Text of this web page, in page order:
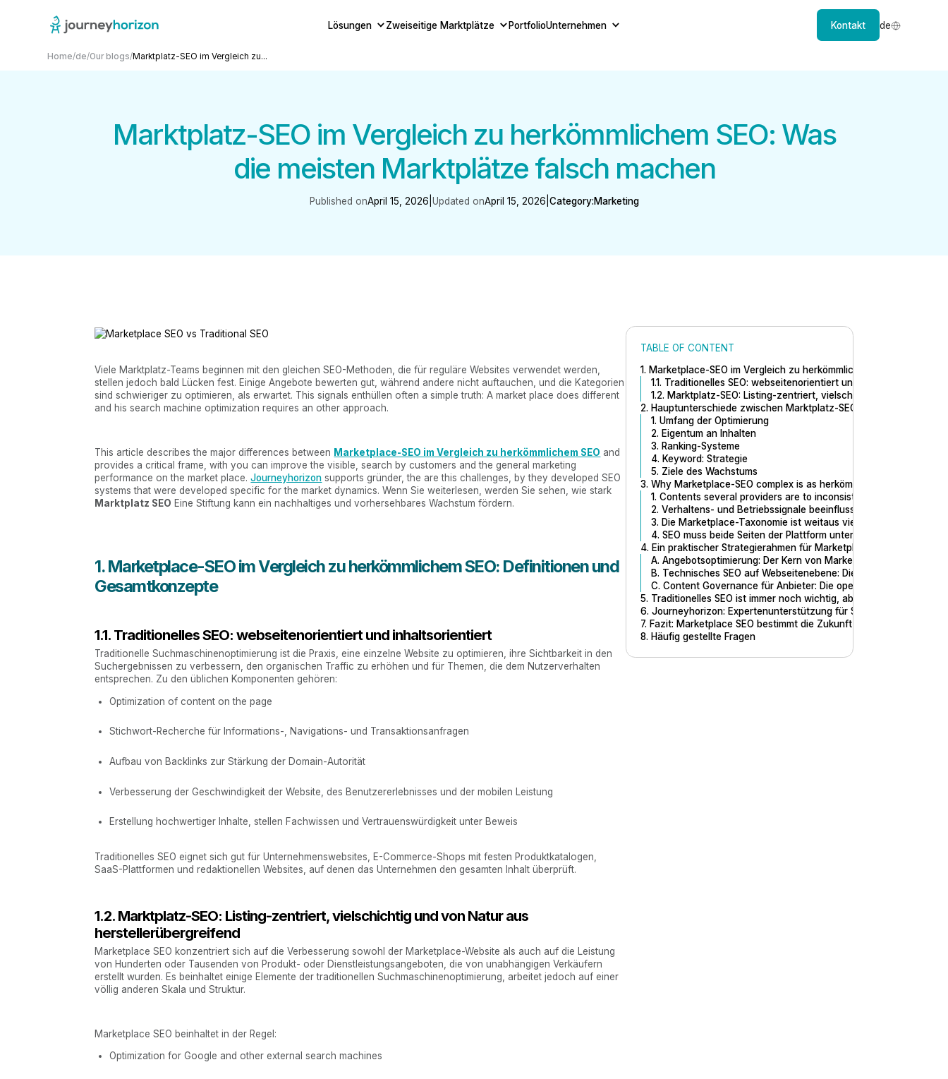
Lösungen Zweiseitige Marktplätze PortfolioUnternehmen Kontakt de
Home/de/Our blogs/Marktplatz-SEO im Vergleich zu...
Marktplatz-SEO im Vergleich zu herkömmlichem SEO: Was
die meisten Marktplätze falsch machen
Published onApril 15, 2026 Updated onApril 15, 2026 Category:Marketing
Viele Marktplatz-Teams beginnen mit den gleichen SEO-Methoden, die für reguläre Websites verwendet werden,
stellen jedoch bald Lücken fest. Einige Angebote bewerten gut, während andere nicht auftauchen, und die Kategorien
sind schwieriger zu optimieren, als erwartet. This signals enthüllen often a simple truth: A market place does different
and his search machine optimization requires an other approach.
This article describes the major differences between Marketplace-SEO im Vergleich zu herkömmlichem SEO and
provides a critical frame, with you can improve the visible, search by customers and the general marketing
performance on the market place.Journeyhorizon supports gründer, the are this challenges, by they developed SEO
systems that were developed specific for the market dynamics. Wenn Sie weiterlesen, werden Sie sehen, wie stark
Marktplatz SEO Eine Stiftung kann ein nachhaltiges und vorhersehbares Wachstum fördern.
1. Marketplace-SEO im Vergleich zu herkömmlichem SEO: Definitionen und
Gesamtkonzepte
1.1. Traditionelles SEO: webseitenorientiert und inhaltsorientiert
Traditionelle Suchmaschinenoptimierung ist die Praxis, eine einzelne Website zu optimieren, ihre Sichtbarkeit in den
Suchergebnissen zu verbessern, den organischen Traffic zu erhöhen und für Themen, die dem Nutzerverhalten
entsprechen. Zu den üblichen Komponenten gehören:
Optimization of content on the page
Stichwort-Recherche für Informations-, Navigations- und Transaktionsanfragen
Aufbau von Backlinks zur Stärkung der Domain-Autorität
Verbesserung der Geschwindigkeit der Website, des Benutzererlebnisses und der mobilen Leistung
Erstellung hochwertiger Inhalte, stellen Fachwissen und Vertrauenswürdigkeit unter Beweis
Traditionelles SEO eignet sich gut für Unternehmenswebsites, E-Commerce-Shops mit festen Produktkatalogen,
SaaS-Plattformen und redaktionellen Websites, auf denen das Unternehmen den gesamten Inhalt überprüft.
1.2. Marktplatz-SEO: Listing-zentriert, vielschichtig und von Natur aus
herstellerübergreifend
Marketplace SEO konzentriert sich auf die Verbesserung sowohl der Marketplace-Website als auch auf die Leistung
von Hunderten oder Tausenden von Produkt- oder Dienstleistungsangeboten, die von unabhängigen Verkäufern
erstellt wurden. Es beinhaltet einige Elemente der traditionellen Suchmaschinenoptimierung, arbeitet jedoch auf einer
völlig anderen Skala und Struktur.
Marketplace SEO beinhaltet in der Regel:
Optimization for Google and other external search machines
TABLE OF CONTENT
1. Marketplace-SEO im Vergleich zu herkömmlichem SEO:
1.1. Traditionelles SEO: webseitenorientiert und inhaltsorientiert
1.2. Marktplatz-SEO: Listing-zentriert, vielschichtig und von
2. Hauptunterschiede zwischen Marktplatz-SEO und
1. Umfang der Optimierung
2. Eigentum an Inhalten
3. Ranking-Systeme
4. Keyword: Strategie
5. Ziele des Wachstums
3. Why Marketplace-SEO complex is as herkömmliches SEO
1. Contents several providers are to inconsistences
2. Verhaltens- und Betriebssignale beeinflussen Rankings
3. Die Marketplace-Taxonomie ist weitaus vielschichtiger
4. SEO muss beide Seiten der Plattform unterstützen
4. Ein praktischer Strategierahmen für Marketplace-SEO mit
A. Angebotsoptimierung: Der Kern von Marketplace SEO
B. Technisches SEO auf Webseitenebene: Die Marketplace
C. Content Governance für Anbieter: Die operative Engine
5. Traditionelles SEO ist immer noch wichtig, aber es kann
6. Journeyhorizon: Expertenunterstützung für SEO, Struktur und
7. Fazit: Marketplace SEO bestimmt die Zukunft des Marketplace
8. Häufig gestellte Fragen